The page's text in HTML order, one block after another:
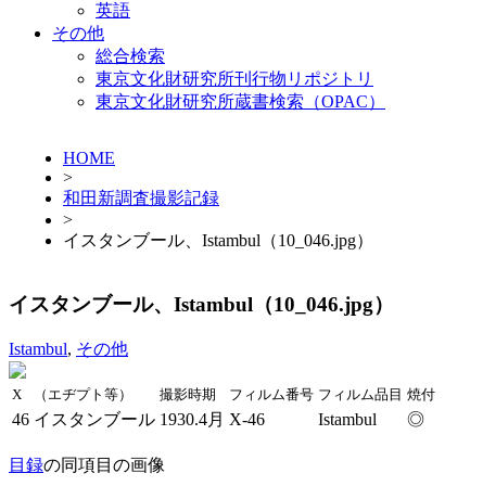
英語
その他
総合検索
東京文化財研究所刊行物リポジトリ
東京文化財研究所蔵書検索（OPAC）
HOME
>
和田新調査撮影記録
>
イスタンブール、Istambul（10_046.jpg）
イスタンブール、Istambul（10_046.jpg）
Istambul, その他
X （エヂプト等） 撮影時期 フィルム番号 フィルム品目 焼付
46 イスタンブール 1930.4月 X-46 Istambul ◎
目録の同項目の画像